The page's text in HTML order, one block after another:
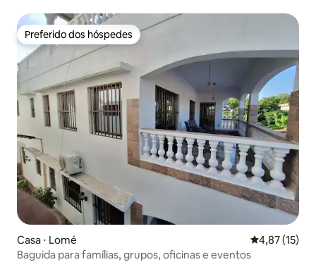
Preferido dos hóspedes
Preferido dos hóspedes
Casa ⋅ Lomé 4,87 de uma
4,87 (15)
Baguida para famílias, grupos, oficinas e eventos